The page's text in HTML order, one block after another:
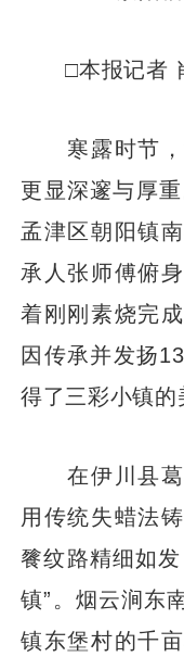
□本报记者
寒露时节，
更显深邃与厚
孟津区朝阳镇
承人张师傅俯
着刚刚素烧完
因传承并发扬
得了三彩小镇的
在伊川县葛
用传统失蜡法
餮纹路精细如
镇”。烟云涧东
镇东堡村的千